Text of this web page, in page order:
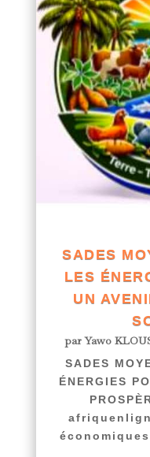
SADES
LES
UN
parYawo
SADES
ÉNERGIES